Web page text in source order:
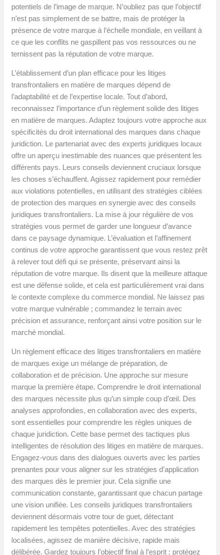
potentiels de l’image de marque. N’oubliez pas que l’objectif
n’est pas simplement de se battre, mais de protéger la
présence de votre marque à l’échelle mondiale, en veillant à
ce que les conflits ne gaspillent pas vos ressources ou ne
ternissent pas la réputation de votre marque.
L’établissement d’un plan efficace pour les litiges
transfrontaliers en matière de marques dépend de
l’adaptabilité et de l’expertise locale. Tout d’abord,
reconnaissez l’importance d’un règlement solide des litiges
en matière de marques. Adaptez toujours votre approche aux
spécificités du droit international des marques dans chaque
juridiction. Le partenariat avec des experts juridiques locaux
offre un aperçu inestimable des nuances que présentent les
différents pays. Leurs conseils deviennent cruciaux lorsque
les choses s’échauffent. Agissez rapidement pour remédier
aux violations potentielles, en utilisant des stratégies ciblées
de protection des marques en synergie avec des conseils
juridiques transfrontaliers. La mise à jour régulière de vos
stratégies vous permet de garder une longueur d’avance
dans ce paysage dynamique. L’évaluation et l’affinement
continus de votre approche garantissent que vous restez prêt
à relever tout défi qui se présente, préservant ainsi la
réputation de votre marque. Ils disent que la meilleure attaque
est une défense solide, et cela est particulièrement vrai dans
le contexte complexe du commerce mondial. Ne laissez pas
votre marque vulnérable ; commandez le terrain avec
précision et assurance, renforçant ainsi votre position sur le
marché mondial.
Un règlement efficace des litiges transfrontaliers en matière
de marques exige un mélange de préparation, de
collaboration et de précision. Une approche sur mesure
marque la première étape. Comprendre le droit international
des marques nécessite plus qu’un simple coup d’œil. Des
analyses approfondies, en collaboration avec des experts,
sont essentielles pour comprendre les règles uniques de
chaque juridiction. Cette base permet des tactiques plus
intelligentes de résolution des litiges en matière de marques.
Engagez-vous dans des dialogues ouverts avec les parties
prenantes pour vous aligner sur les stratégies d’application
des marques dès le premier jour. Cela signifie une
communication constante, garantissant que chacun partage
une vision unifiée. Les conseils juridiques transfrontaliers
deviennent désormais votre tour de guet, détectant
rapidement les tempêtes potentielles. Avec des stratégies
localisées, agissez de manière décisive, rapide mais
délibérée. Gardez toujours l’objectif final à l’esprit : protégez